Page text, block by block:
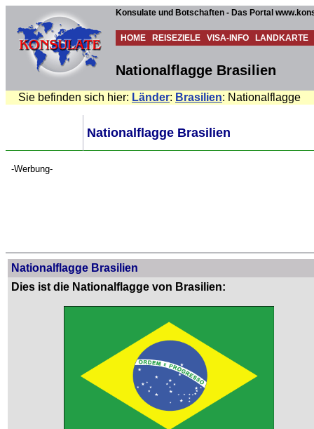
Konsulate und Botschaften - Das Portal
HOME REISEZIELE VISA-INFO LANDKARTE
Nationalflagge Brasilien
Sie befinden sich hier: Länder: Brasilien: Nationalflagge
Nationalflagge Brasilien
-Werbung-
Nationalflagge Brasilien
Dies ist die Nationalflagge von Brasilien: